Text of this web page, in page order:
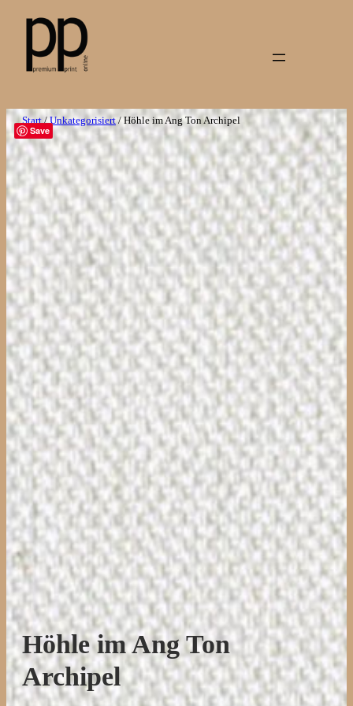
Zum
springen
Save
Start / Unkategorisiert / Höhle im Ang Ton Archipel
Höhle im Ang Ton
Archipel